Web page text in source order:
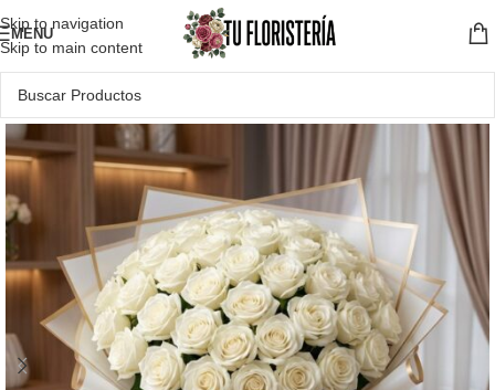
Skip to navigation
Skip to main content
MENU